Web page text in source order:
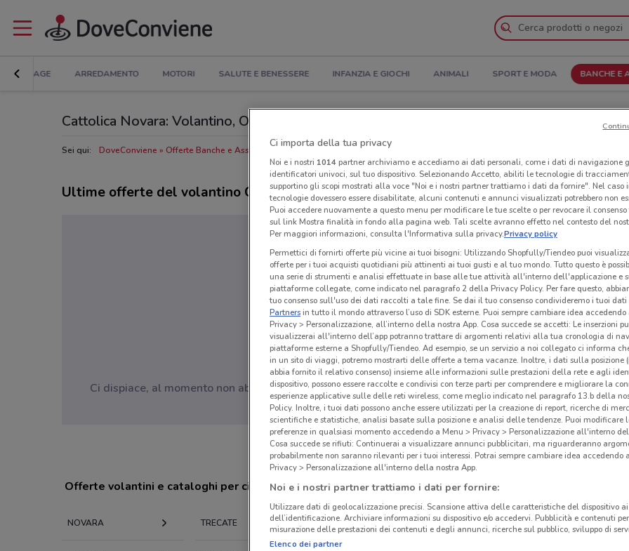
BRICOLAGE ARREDAMENTO MOTORI SALUTE E BENESSERE INFANZIA E GIOCHI ANIMALI SPORT E MODA BANCHE E
Cattolica Novara: Volantino, Orari di apertura e Indirizzi
Sei qui: DoveConviene Offerte Banche e Assicurazioni a Novara Negozi Cattolica a Novara
Ultime offerte del volantino Cattolica
Ci dispiace, al momento non abbiamo pubblicato volantini nella tua zona. Riprova più tardi.
Offerte volantini e cataloghi per città nelle vicinanze
NOVARA TRECATE CÀSTANO PRIMO LONATE POZZOLO
Ci importa della tua privacy
Noi e i nostri 1014partner archiviamo e accediamo ai dati personali, come i dati di navigazione
identificatori univoci, sul tuo dispositivo. Selezionando Accetto, abiliti le tecnologie di
supportino gli scopi mostrati alla voce "Noi e i nostri partner trattiamo i dati da fornire". Nel caso
tecnologie dovessero essere disabilitate, alcuni contenuti e annunci visualizzati potrebbero non
Puoi accedere nuovamente a questo menu per modificare le tue scelte o per revocare il
sul link Mostra finalità in fondo alla pagina web. Tali scelte avranno effetto nel contesto del
Per maggiori informazioni, consulta l'Informativa sulla privacy.Privacy policy
Permettici di fornirti offerte più vicine ai tuoi bisogni: Utilizzando Shopfully/Tiendeo puoi
offerte per i tuoi acquisti quotidiani più attinenti ai tuoi gusti e al tuo mondo. Tutto questo è
una serie di strumenti e analisi effettuate in base alle tue attività all'interno dell'applicazione e
piattaforme collegate, come indicato nel paragrafo 2 della Privacy Policy. Per fare questo,
tuo consenso sull'uso dei dati raccolti a tale fine. Se dai il tuo consenso condivideremo i tuoi dati
Partnersin tutto il mondo attraverso l’uso di SDK esterne. Puoi sempre cambiare idea accedendo
Privacy > Personalizzazione, all’interno della nostra App. Cosa succede se accetti: Le inserzioni
visualizzerai all'interno dell’app potranno trattare di argomenti relativi alla tua cronologia di
piattaforme esterne a Shopfully/Tiendeo. Ad esempio, se un servizio a noi collegato ci informa
in un sito di viaggi, potremo mostrarti delle offerte a tema vacanze. Inoltre, i dati sulla posizione
abbia fornito il relativo consenso) insieme alle informazioni sulle prestazioni della rete e agli
dispositivo, possono essere raccolte e condivisi con terze parti per comprendere e migliorare la
esperienze applicative sulle delle reti wireless, come meglio indicato nel paragrafo 13.b della
Policy. Inoltre, i tuoi dati possono anche essere utilizzati per la creazione di report, ricerche di
scientifiche e statistiche, analisi basate sulla posizione e analisi delle tendenze. Puoi modificare
preferenze in qualsiasi momento accedendo a Menu > Privacy > Personalizzazione all'interno
Cosa succede se rifiuti: Continuerai a visualizzare annunci pubblicitari, ma riguarderanno
probabilmente non saranno rilevanti per i tuoi interessi. Potrai sempre cambiare idea accedendo
Privacy > Personalizzazione all'interno della nostra App.
Noi e i nostri partner trattiamo i dati per fornire:
Utilizzare dati di geolocalizzazione precisi. Scansione attiva delle caratteristiche del dispositivo
dell’identificazione. Archiviare informazioni su dispositivo e/o accedervi. Pubblicità e contenuti
misurazione delle prestazioni dei contenuti e degli annunci, ricerche sul pubblico, sviluppo di
Elenco dei partner